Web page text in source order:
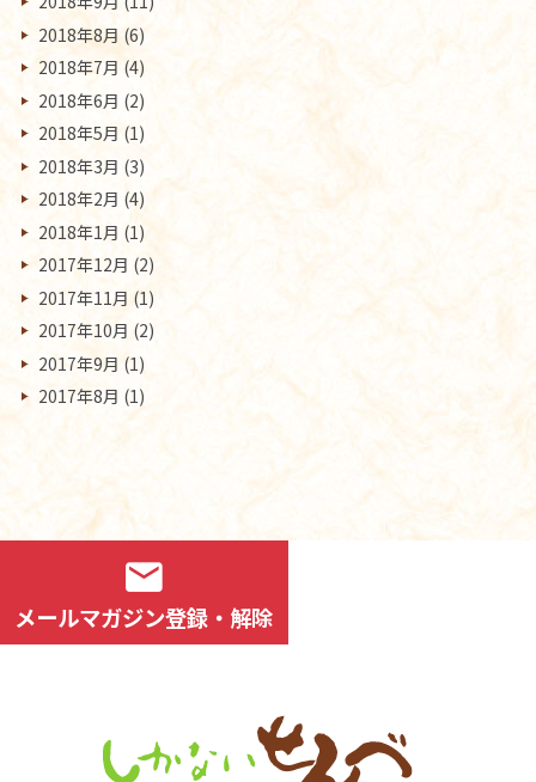
2018年8月(6)
2018年7月 (4)
2018年6月 (2)
2018年5月 (1)
2018年3月 (3)
2018年2月 (4)
2018年1月 (1)
2017年12月 (2)
2017年11月 (1)
2017年10月 (2)
2017年9月 (1)
2017年8月 (1)
mail
メールマガジン登録・解除